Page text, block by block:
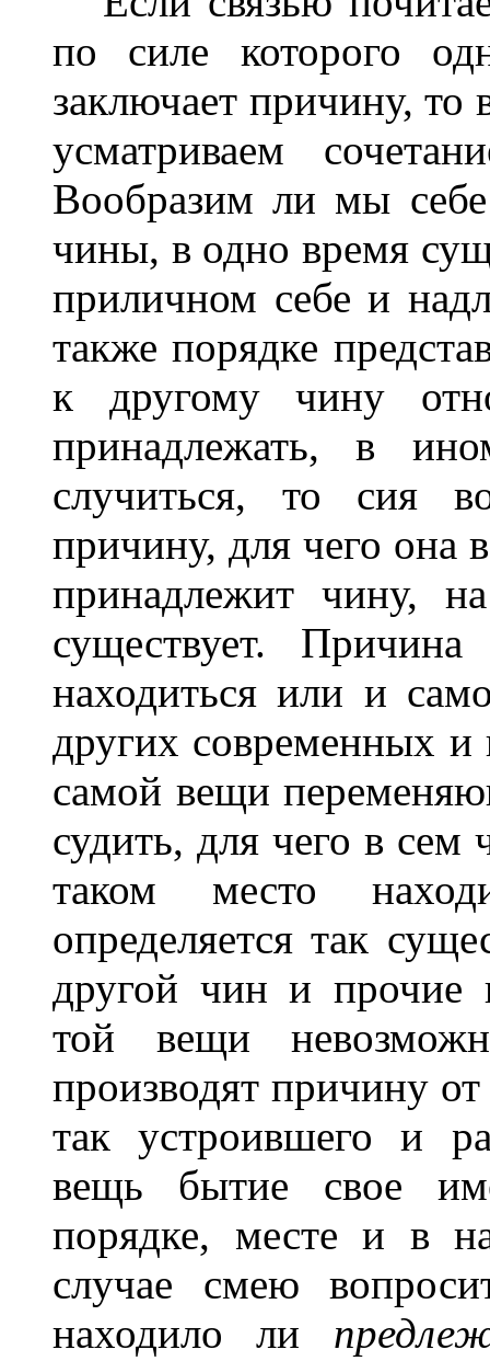
по силе которого
заключает причину, то
усматриваем
Вообразим ли мы
чины, в одно время
приличном себе и
также порядке
к другому чину
принадлежать, в
случиться, то сия
причину, для чего она
принадлежит чину,
существует.
находиться или и
других современных
самой вещи
судить, для чего в
таком место
определяется так
другой чин и прочие
той вещи
производят причину
так устроившего и
вещь бытие свое
порядке, месте и в
случае смею
находило ли